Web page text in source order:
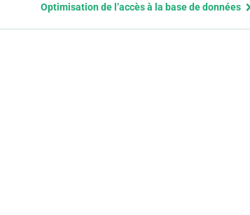
Optimisation de l’accès à la base de données